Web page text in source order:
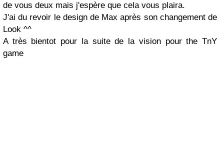
de vous deux mais j'espère que cela vous plaira.
J'ai du revoir le design de Max après son changement de
Look ^^
A très bientot pour la suite de la vision pour the TnY
game